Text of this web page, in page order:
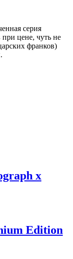
серия
при цене, чуть не
франков)
x
Edition